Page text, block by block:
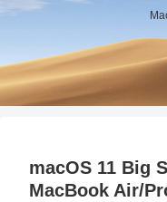
macOS 11 Big
MacBook Air/